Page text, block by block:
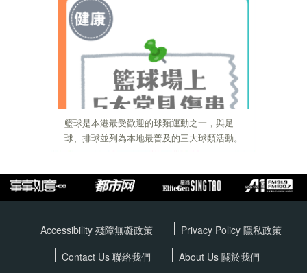
Accessibility 殘障無礙政策 Privacy Policy 隱私政策
Contact Us 聯絡我們
About Us 關於我們